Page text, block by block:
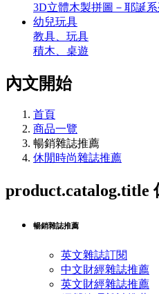
3D立體木製拼圖－耶誕系
幼兒玩具
教具、玩具
積木、桌遊
內文開始
首頁
商品一覽
暢銷雜誌推薦
休閒時尚雜誌推薦
product.catalog.title
暢銷雜誌推薦
英文雜誌訂閱
中文財經雜誌推薦
英文財經雜誌推薦